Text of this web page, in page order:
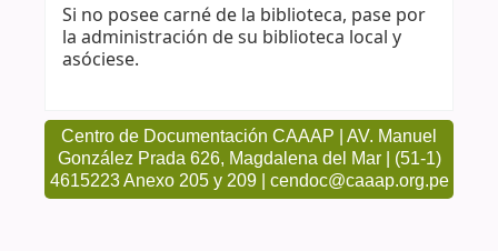
Si no posee carné de la biblioteca, pase por
la administración de su biblioteca local y
asóciese.
Centro de Documentación CAAAP | AV. Manuel
González Prada 626, Magdalena del Mar | (51-1)
4615223 Anexo 205 y 209 | cendoc@caaap.org.pe